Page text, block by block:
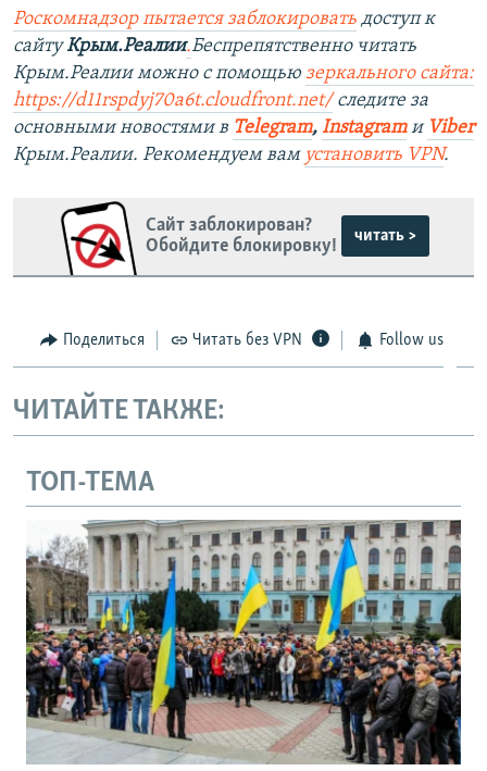
Роскомнадзор пытается заблокировать доступ к
сайтуКрым.Реалии.Беспрепятственно читать
Крым.Реалии можно с помощью зеркального сайта:
https://d11rspdyj70a6t.cloudfront.net/следите за
основными новостями в Telegram, Instagramи Viber
Крым.Реалии. Рекомендуем вам установить VPN.
Сайт заблокирован?
Обойдите блокировку!
читать >
Поделиться Читать без VPN Follow us
ЧИТАЙТЕ ТАКЖЕ:
ТОП-ТЕМА